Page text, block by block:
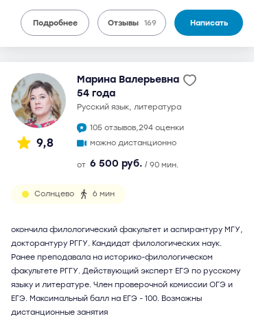
Подробнее Отзывы 169 Написать
9,8
Марина Валерьевна
54 года
русский язык, литература
105 отзывов,294 оценки
можно дистанционно
от 6 500 руб. / 90 мин.
Солнцево 6 мин
окончила филологический факультет и аспирантуру МГУ,
докторантуру РГГУ. Кандидат филологических наук.
Ранее преподавала на историко-филологическом
факультете РГГУ. Действующий эксперт ЕГЭ по русскому
языку и литературе. Член проверочной комиссии ОГЭ и
ЕГЭ. Максимальный балл на ЕГЭ - 100. Возможны
дистанционные занятия